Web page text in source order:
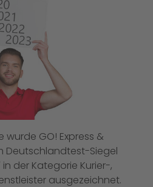
wurde GO! Express &
Deutschlandtest-Siegel
der Kategorie Kurier-,
ausgezeichnet.